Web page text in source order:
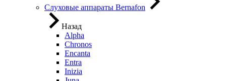
Слуховые аппараты Bernafon
Назад
Alpha
Chronos
Encanta
Entra
Inizia